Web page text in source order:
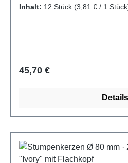
Inhalt: 12 Stück (3,81 € / 1
Regulärer Preis:
45,70 €
Details